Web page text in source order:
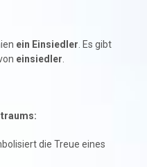
ein Einsiedler . Es gibt
einsiedler
die Treue eines